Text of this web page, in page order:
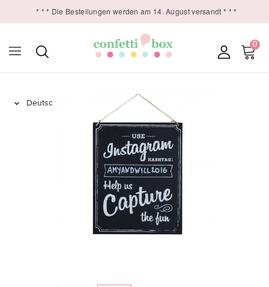
* * * Die Bestellungen werden am 14. August versandt * * *
0
